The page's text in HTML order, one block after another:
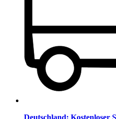
Deutschland: Kostenloser